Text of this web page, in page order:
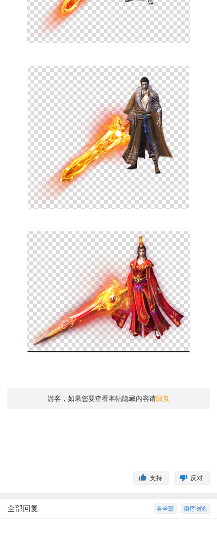
游客，如果您要查看本帖隐藏内容请回复
反对
支持
倒序浏览
看全部
全部回复